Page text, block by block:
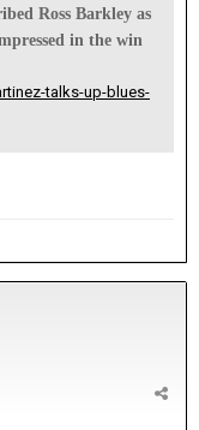
Ross Barkley as
in the win
talks-up-blues-